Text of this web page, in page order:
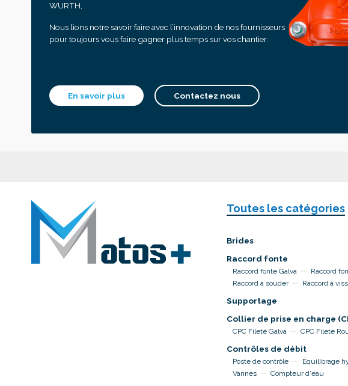
WURTH,
Nous lions notre savoir faire avec l’innovation de nos fournisseurs
pour toujours vous faire gagner plus temps sur vos chantier.
En savoir plus Contactez nous
Toutes les catégories
Brides
Raccord fonte
Raccord fonte Galva Raccord
Raccord à souder
Raccord à
Supportage
Collier de prise en charge
CPC Fileté Galva CPC Fileté
Contrôles de débit
Poste de contrôle Équilibrage
Vannes
Compteur d'eau